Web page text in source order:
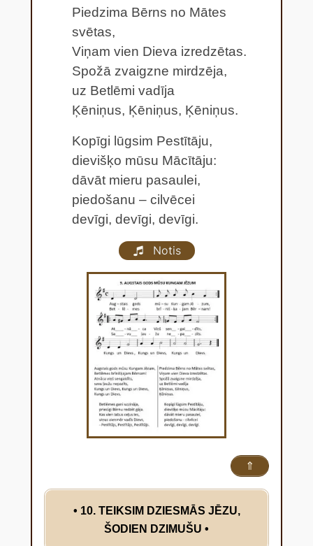
Piedzima Bērns no Mātes
svētas,
Viņam vien Dieva izredzētas.
Spožā zvaigzne mirdzēja,
uz Betlēmi vadīja
Ķēniņus, Ķēniņus, Ķēniņus.
Kopīgi lūgsim Pestītāju,
dievišķo mūsu Mācītāju:
dāvāt mieru pasaulei,
piedošanu – cilvēcei
devīgi, devīgi, devīgi.
Notis
⇑
• 10. TEIKSIM DZIESMĀS JĒZU,
ŠODIEN DZIMUŠU •